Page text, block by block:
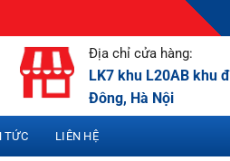
Địa chỉ cửa hàng:
LK7 khu L20AB khu
Đông, Hà Nội
TỨC LIÊN HỆ